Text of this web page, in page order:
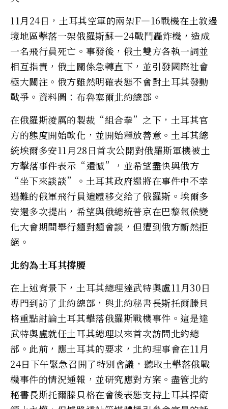
11月24日，土耳其空軍的兩架F—16戰機在土敘邊
境地區擊落一架俄羅斯蘇—24戰鬥轟炸機，造成
一名飛行員死亡。事發後，俄土雙方各執一詞並
相互指責，俄土關係急轉直下，並引發國際社會
極大關注。俄方雖然明確表態不會對土耳其發動
戰爭。資料圖：布魯塞爾北約總部。
在俄羅斯淩厲的製裁“組合拳”之下，土耳其官
方的態度開始軟化，並開始釋放善意。土耳其總
統埃爾多安11月28日首次公開對俄羅斯軍機被土
方擊落事件表示“遺憾”，並希望盡快與俄方
“坐下來談談”。土耳其政府還將在事件中不幸
遇難的俄軍飛行員遺體移交給了俄羅斯。埃爾多
安還多次提出，希望與俄總統普京在巴黎氣候變
化大會期間舉行麵對麵會談，但遭到俄方斷然拒
絕。
北約為土耳其撐腰
在上述背景下，土耳其總理達武特奧盧11月30日
專門到訪了北約總部，與北約秘書長斯托爾滕貝
格重點討論土耳其擊落俄羅斯戰機事件。這是達
武特奧盧就任土耳其總理以來首次訪問北約總
部。此前，應土耳其的要求，北約理事會在11月
24日下午緊急召開了特別會議，聽取土擊落俄戰
機事件的情況通報，並研究應對方案。盡管北約
秘書長斯托爾滕貝格在會後表態支持土耳其捍衛